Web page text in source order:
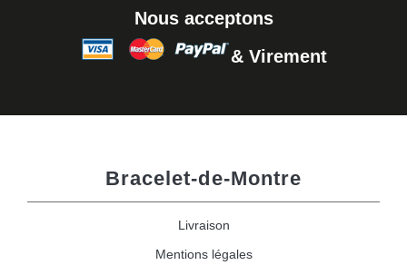
Nous acceptons
& Virement
Bracelet-de-Montre
Livraison
Mentions légales